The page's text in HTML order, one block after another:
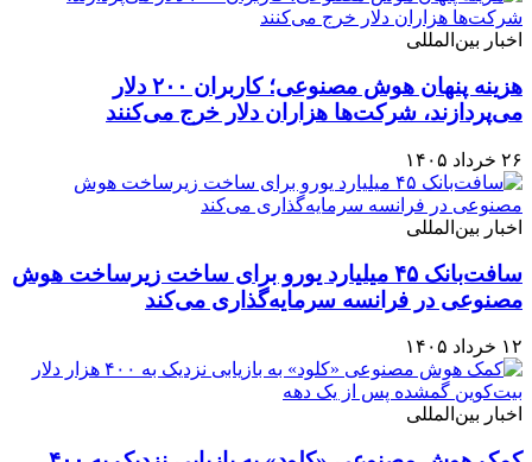
اخبار بین‌المللی
هزینه پنهان هوش مصنوعی؛ کاربران ۲۰۰ دلار
می‌پردازند، شرکت‌ها هزاران دلار خرج می‌کنند
۲۶ خرداد ۱۴۰۵
اخبار بین‌المللی
سافت‌بانک ۴۵ میلیارد یورو برای ساخت زیرساخت هوش
مصنوعی در فرانسه سرمایه‌گذاری می‌کند
۱۲ خرداد ۱۴۰۵
اخبار بین‌المللی